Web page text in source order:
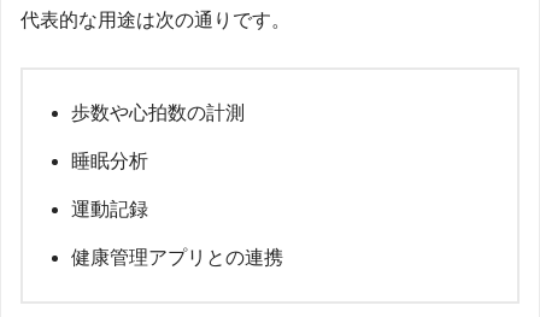
代表的な用途は次の通りです。
歩数や心拍数の計測
睡眠分析
運動記録
健康管理アプリとの連携